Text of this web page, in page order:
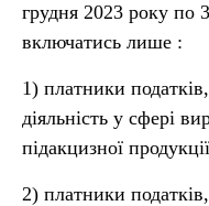
грудня 2023 року по
включатись лише :
1) платники
діяльність у сфері
підакцизної
2) платники